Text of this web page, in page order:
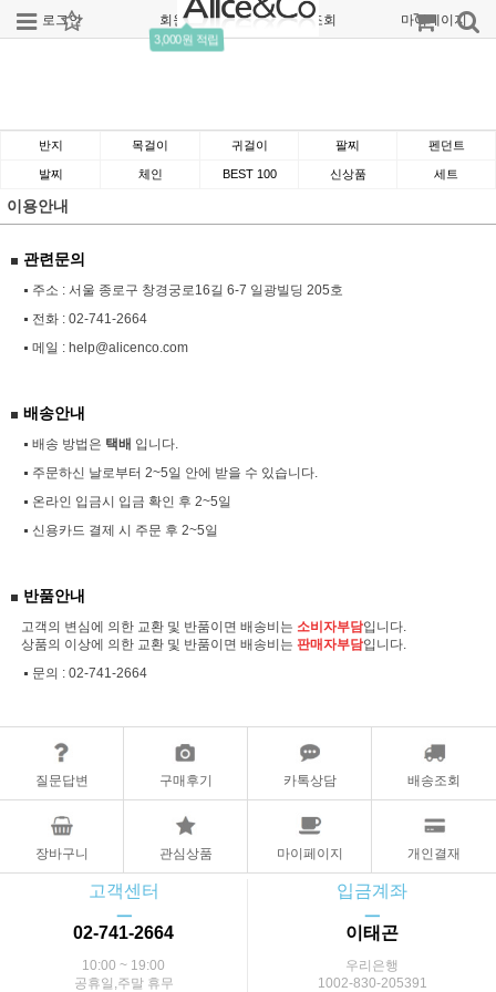
로그인 회원가입
3,000원 적립
주문조회 마이페이지
반지 목걸이 귀걸이 팔찌 펜던트
발찌 체인 BEST 100 신상품 세트
이용안내
관련문의
주소 : 서울 종로구 창경궁로16길 6-7 일광빌딩 205호
전화 : 02-741-2664
메일 : help@alicenco.com
배송안내
배송 방법은 택배 입니다.
주문하신 날로부터 2~5일 안에 받을 수 있습니다.
온라인 입금시 입금 확인 후 2~5일
신용카드 결제 시 주문 후 2~5일
반품안내
고객의 변심에 의한 교환 및 반품이면 배송비는 소비자부담입니다.
상품의 이상에 의한 교환 및 반품이면 배송비는 판매자부담입니다.
문의 : 02-741-2664
질문답변 구매후기 카톡상담 배송조회
장바구니 관심상품 마이페이지 개인결재
고객센터
ㅡ
02-741-2664
10:00 ~ 19:00
공휴일,주말 휴무
입금계좌
ㅡ
이태곤
우리은행
1002-830-205391